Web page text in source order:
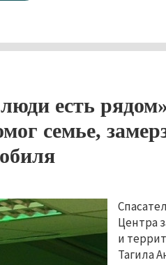
есть
семье,
Центра
и
Тагила